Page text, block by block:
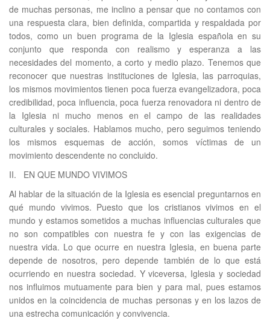
de muchas personas, me inclino a pensar que no contamos con
una respuesta clara, bien definida, compartida y respaldada por
todos, como un buen programa de la Iglesia española en su
conjunto que responda con realismo y esperanza a las
necesidades del momento, a corto y medio plazo. Tenemos que
reconocer que nuestras instituciones de Iglesia, las parroquias,
los mismos movimientos tienen poca fuerza evangelizadora, poca
credibilidad, poca influencia, poca fuerza renovadora ni dentro de
la Iglesia ni mucho menos en el campo de las realidades
culturales y sociales. Hablamos mucho, pero seguimos teniendo
los mismos esquemas de acción, somos víctimas de un
movimiento descendente no concluido.
II. EN QUE MUNDO VIVIMOS
Al hablar de la situación de la Iglesia es esencial preguntarnos en
qué mundo vivimos. Puesto que los cristianos vivimos en el
mundo y estamos sometidos a muchas influencias culturales que
no son compatibles con nuestra fe y con las exigencias de
nuestra vida. Lo que ocurre en nuestra Iglesia, en buena parte
depende de nosotros, pero depende también de lo que está
ocurriendo en nuestra sociedad. Y viceversa, Iglesia y sociedad
nos influimos mutuamente para bien y para mal, pues estamos
unidos en la coincidencia de muchas personas y en los lazos de
una estrecha comunicación y convivencia.